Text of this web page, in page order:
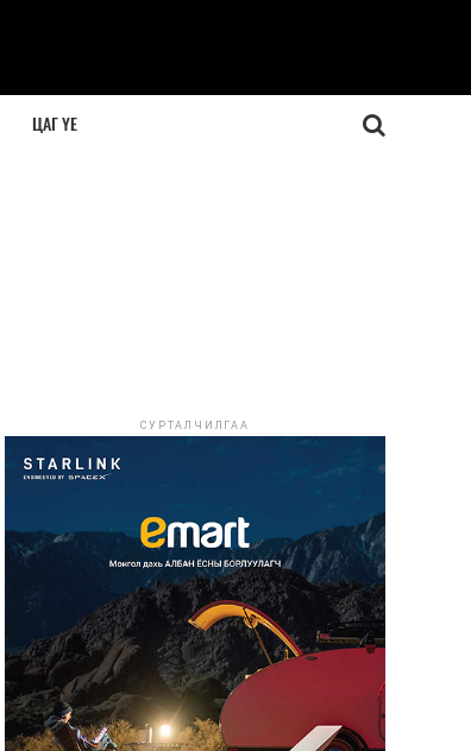
ЦАГ ҮЕ
СУРТАЛЧИЛГАА